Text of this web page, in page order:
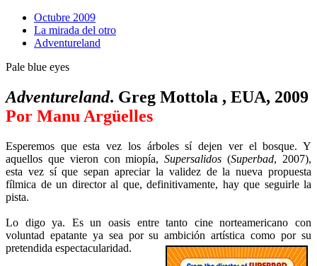
Octubre 2009
La mirada del otro
Adventureland
Pale blue eyes
Adventureland. Greg Mottola , EUA, 2009
Por Manu Argüelles
Esperemos que esta vez los árboles sí dejen ver el bosque. Y
aquellos que vieron con miopía,Supersalidos(Superbad, 2007),
esta vez sí que sepan apreciar la validez de la nueva propuesta
fílmica de un director al que, definitivamente, hay que seguirle la
pista.
Lo digo ya. Es un oasis entre tanto cine norteamericano con
voluntad epatante ya sea por su ambición artística como por su
pretendida espectacularidad.